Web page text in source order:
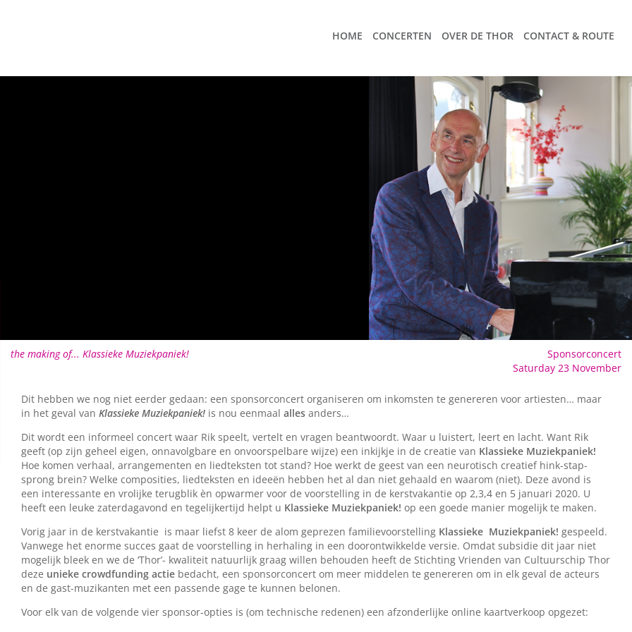
HOME CONCERTEN OVER DE THOR CONTACT & ROUTE
the making of... Klassieke Muziekpaniek!
Sponsorconcert
Saturday 23 November
Dit hebben we nog niet eerder gedaan: een sponsorconcert organiseren om inkomsten te genereren voor artiesten… maar
in het geval van Klassieke Muziekpaniek! is nou eenmaal alles anders…
Dit wordt een informeel concert waar Rik speelt, vertelt en vragen beantwoordt. Waar u luistert, leert en lacht. Want Rik
geeft (op zijn geheel eigen, onnavolgbare en onvoorspelbare wijze) een inkijkje in de creatie van Klassieke Muziekpaniek!
Hoe komen verhaal, arrangementen en liedteksten tot stand? Hoe werkt de geest van een neurotisch creatief hink-stap-
sprong brein? Welke composities, liedteksten en ideeën hebben het al dan niet gehaald en waarom (niet). Deze avond is
een interessante en vrolijke terugblik èn opwarmer voor de voorstelling in de kerstvakantie op 2,3,4 en 5 januari 2020. U
heeft een leuke zaterdagavond en tegelijkertijd helpt u Klassieke Muziekpaniek! op een goede manier mogelijk te maken.
Vorig jaar in de kerstvakantie is maar liefst 8 keer de alom geprezen familievoorstelling Klassieke Muziekpaniek! gespeeld.
Vanwege het enorme succes gaat de voorstelling in herhaling in een doorontwikkelde versie. Omdat subsidie dit jaar niet
mogelijk bleek en we de ‘Thor’- kwaliteit natuurlijk graag willen behouden heeft de Stichting Vrienden van Cultuurschip Thor
deze unieke crowdfunding actie bedacht, een sponsorconcert om meer middelen te genereren om in elk geval de acteurs
en de gast-muzikanten met een passende gage te kunnen belonen.
Voor elk van de volgende vier sponsor-opties is (om technische redenen) een afzonderlijke online kaartverkoop opgezet: